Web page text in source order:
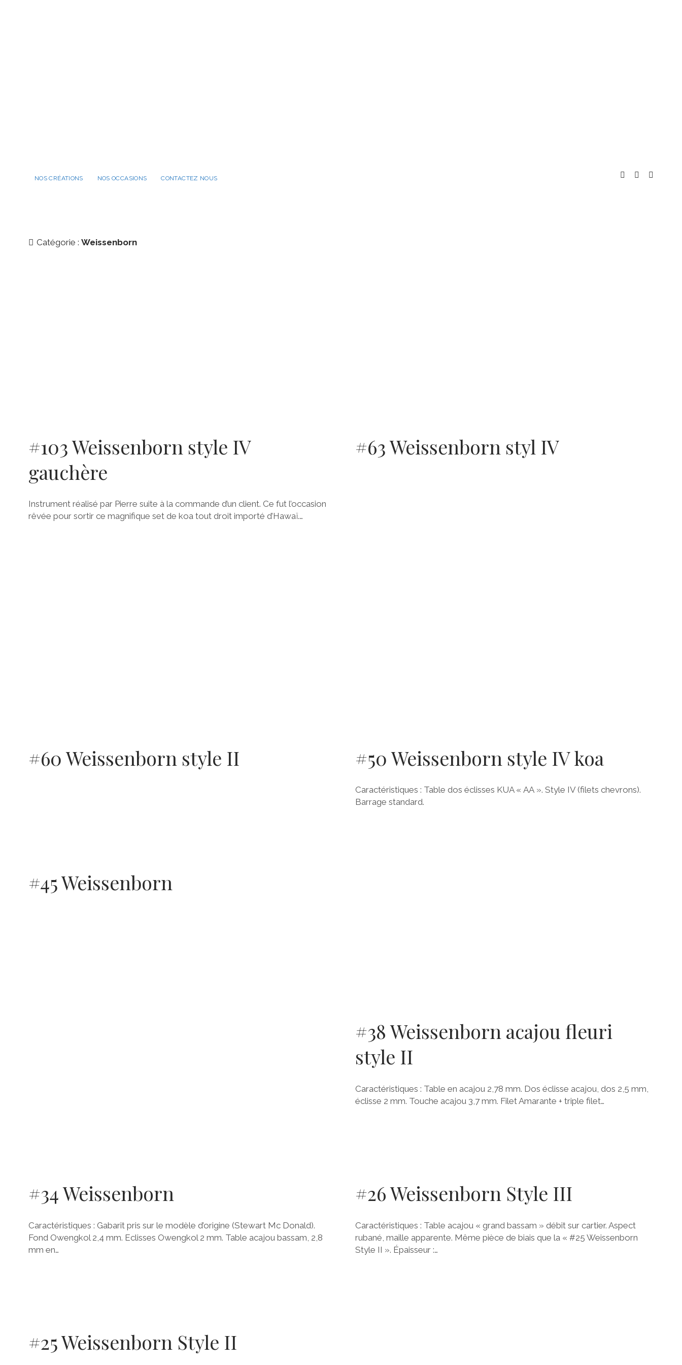
NOS CRÉATIONS NOS OCCASIONS CONTACTEZ NOUS facebookinstagram
Catégorie : Weissenborn
#103 Weissenborn style IV
gauchère
Instrument réalisé par Pierre suite à la commande d’un client. Ce fut l’occasion
rêvée pour sortir ce magnifique set de koa tout droit importé d’Hawaï.…
#63 Weissenborn styl IV
#60 Weissenborn style II #50 Weissenborn style IV koa
Caractéristiques : Table dos éclisses KUA « AA ». Style IV (filets chevrons).
Barrage standard.
#45 Weissenborn
#38 Weissenborn acajou fleuri
style II
Caractéristiques : Table en acajou 2,78 mm. Dos éclisse acajou, dos 2,5 mm,
éclisse 2 mm. Touche acajou 3,7 mm. Filet Amarante + triple filet…
#34 Weissenborn
Caractéristiques : Gabarit pris sur le modèle d’origine (Stewart Mc Donald).
Fond Owengkol 2,4 mm. Eclisses Owengkol 2 mm. Table acajou bassam, 2,8
mm en…
#26 Weissenborn Style III
Caractéristiques : Table acajou « grand bassam » débit sur cartier. Aspect
rubané, maille apparente. Même pièce de biais que la « #25 Weissenborn
Style II ». Épaisseur :…
#25 Weissenborn Style II